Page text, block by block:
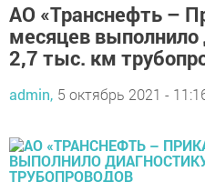
АО «Транснефть –
месяцев выполнило
2,7 тыс. км
admin, 5 октябрь 2021 -